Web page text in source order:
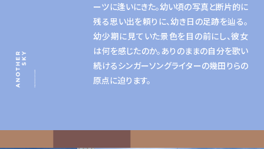
ーツに逢いにきた。幼い頃の写真と断片的に
残る思い出を頼りに、幼き日の足跡を辿る。
幼少期に見ていた景色を目の前にし、彼女
は何を感じたのか。ありのままの自分を歌い
続けるシンガーソングライターの幾田りらの
原点に迫ります。